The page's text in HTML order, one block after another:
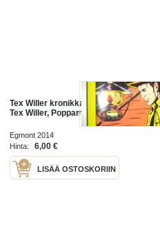
Tex Willer kronikka 40: Pidättäkää
Tex Willer, Poppamies Nana
Egmont 2014
Hinta:
6,00 €
LISÄÄ OSTOSKORIIN